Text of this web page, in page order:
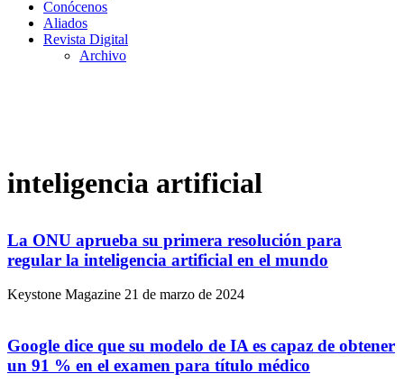
Conócenos
Aliados
Revista Digital
Archivo
inteligencia artificial
La ONU aprueba su primera resolución para
regular la inteligencia artificial en el mundo
Keystone Magazine 21 de marzo de 2024
Google dice que su modelo de IA es capaz de obtener
un 91 % en el examen para título médico